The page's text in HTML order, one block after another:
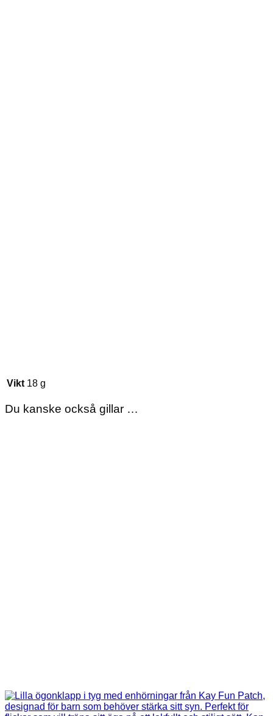
Vikt 18 g
Du kanske också gillar …